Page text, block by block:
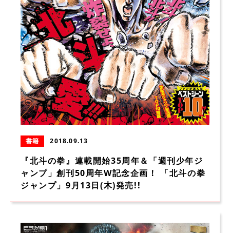
書籍 2018.09.13
『北斗の拳』連載開始35周年＆「週刊少年ジ
ャンプ」創刊50周年W記念企画！ 「北斗の拳
ジャンプ」9月13日(木)発売!!